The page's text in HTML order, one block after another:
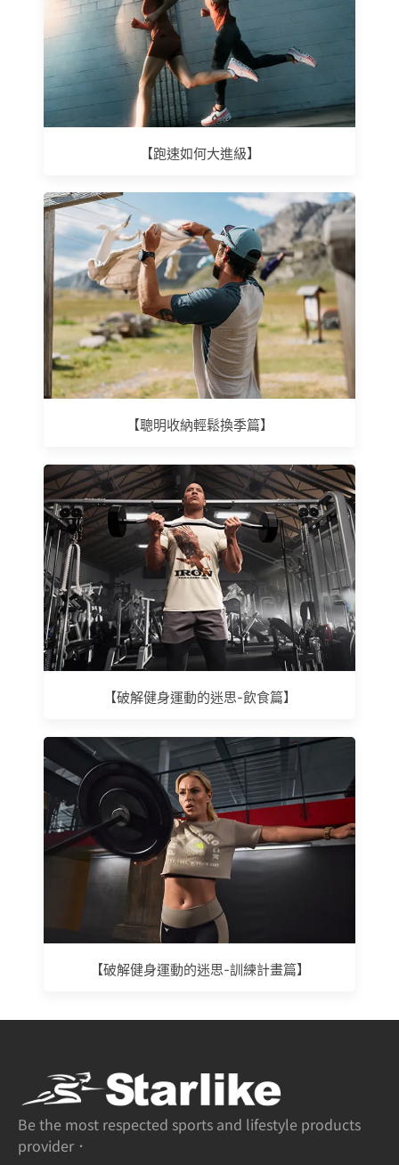
【跑速如何大進級】
【聰明收納輕鬆換季篇】
【破解健身運動的迷思-飲食篇】
【破解健身運動的迷思-訓練計畫篇】
Be the most respected sports and lifestyle products
provider．